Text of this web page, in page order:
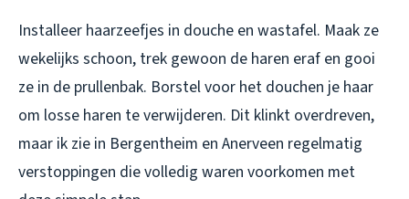
Installeer haarzeefjes in douche en wastafel. Maak ze
wekelijks schoon, trek gewoon de haren eraf en gooi
ze in de prullenbak. Borstel voor het douchen je haar
om losse haren te verwijderen. Dit klinkt overdreven,
maar ik zie in Bergentheim en Anerveen regelmatig
verstoppingen die volledig waren voorkomen met